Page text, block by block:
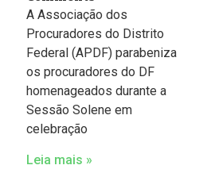
A Associação dos
Procuradores do Distrito
Federal (APDF) parabeniza
os procuradores do DF
homenageados durante a
Sessão Solene em
celebração
Leia mais »